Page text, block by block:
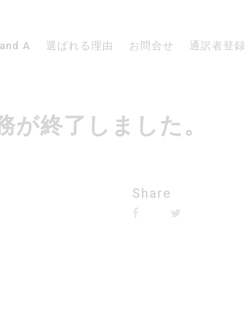
A 選ばれる理由 お問合せ 通訳者登録
終了しました。
Share